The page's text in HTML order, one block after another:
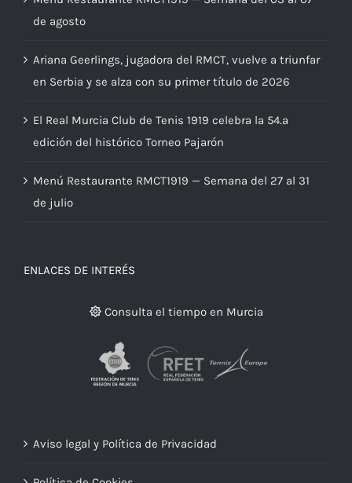
de agosto
en Serbia y se alza con su primer título de 2026
edición del histórico Torneo Pajarón
ENLACES DE INTERÉS
Consulta el tiempo en Murcia
Aviso legal y Política de Privacidad